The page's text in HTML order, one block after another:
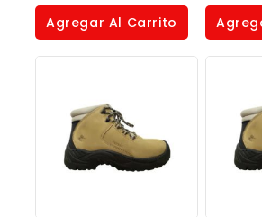
of
Agregar Al Carrito
of